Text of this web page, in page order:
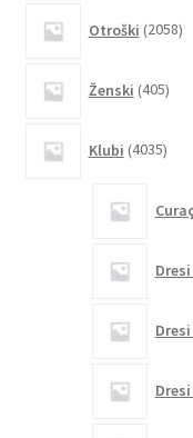
Otroški 2058
Ženski 405
Klubi 4035